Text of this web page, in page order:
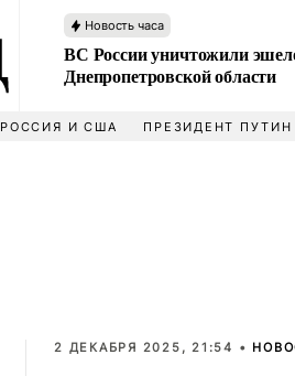
Новость часа
ВС России уничтожили
Днепропетровской области
РОССИЯ И США ПРЕЗИДЕНТ ПУТИН
2 ДЕКАБРЯ 2025, 21:54 •